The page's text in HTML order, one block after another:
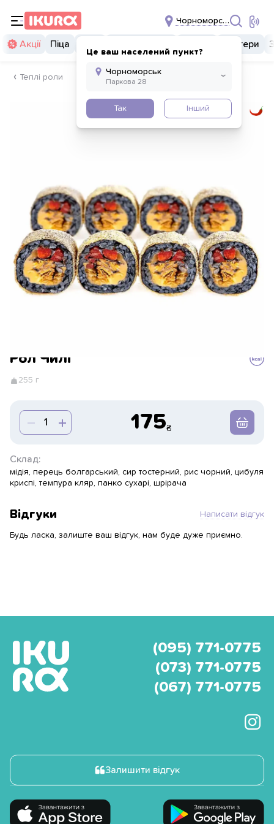
Чорноморськ
Це ваш населений пункт?
Так Інший
Акції Піца Бургери
Теплі роли
Рол Чилі
255 г
175
Склад:
мідія, перець болгарський, сир тостерний, рис чорний, цибуля
криспі, темпура кляр, панко сухарі, шрірача
Відгуки Написати відгук
Будь ласка, залиште ваш відгук, нам буде дуже приємно.
(095) 771-0775
(073) 771-0775
(067) 771-0775
Залишити відгук